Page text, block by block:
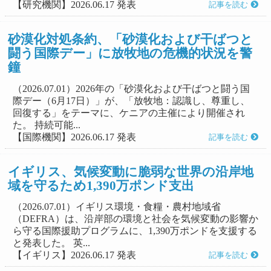
【研究機関】2026.06.17 発表 記事を読む
砂漠化対処条約、「砂漠化および干ばつと
闘う国際デー」に放牧地の危機的状況を警
鐘
（2026.07.01）2026年の「砂漠化および干ばつと闘う国
際デー（6月17日）」が、「放牧地：認識し、尊重し、
回復する」をテーマに、ケニアの主催により開催され
た。 持続可能...
【国際機関】2026.06.17 発表
記事を読む
イギリス、気候変動に脆弱な世界の沿岸地
域を守るため1,390万ポンド支出
（2026.07.01）イギリス環境・食糧・農村地域省
（DEFRA）は、沿岸部の環境と社会を気候変動の影響か
ら守る国際援助プログラムに、1,390万ポンドを支援する
と発表した。 英...
【イギリス】2026.06.17 発表
記事を読む